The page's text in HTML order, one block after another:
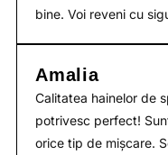
bine. Voi reveni cu
Amalia
Calitatea hainelor de
potrivesc perfect!
orice tip de mișcare.